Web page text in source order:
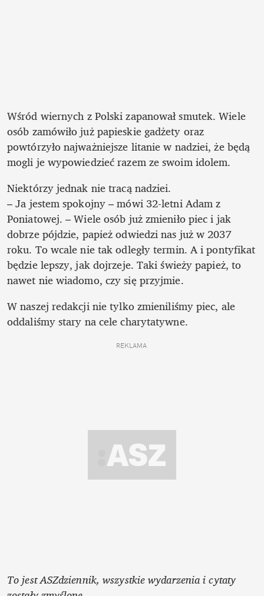
Wśród wiernych z Polski zapanował smutek. Wiele
osób zamówiło już papieskie gadżety oraz
powtórzyło najważniejsze litanie w nadziei, że będą
mogli je wypowiedzieć razem ze swoim idolem.
Niektórzy jednak nie tracą nadziei.
– Ja jestem spokojny – mówi 32-letni Adam z
Poniatowej. – Wiele osób już zmieniło piec i jak
dobrze pójdzie, papież odwiedzi nas już w 2037
roku. To wcale nie tak odległy termin. A i pontyfikat
będzie lepszy, jak dojrzeje. Taki świeży papież, to
nawet nie wiadomo, czy się przyjmie.
W naszej redakcji nie tylko zmieniliśmy piec, ale
oddaliśmy stary na cele charytatywne.
REKLAMA
To jest ASZdziennik, wszystkie wydarzenia i cytaty